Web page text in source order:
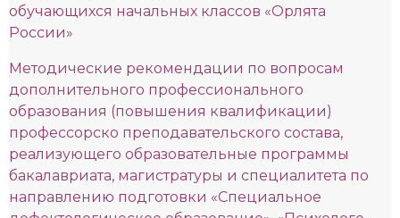
обучающихся начальных классов «Орлята
России»
Методические рекомендации по вопросам
дополнительного профессионального
образования (повышения квалификации)
профессорско преподавательского состава,
реализующего образовательные программы
бакалавриата, магистратуры и специалитета по
направлению подготовки «Специальное